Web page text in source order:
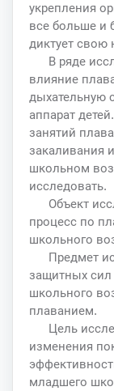
укрепления
все больше и
диктует свою
В ряде
влияние
дыхательную
аппарат
занятий
закаливания
школьном
исследовать.
Объект
процесс по
школьного
Предмет
защитных сил
школьного
плаванием.
Цель
изменения
младшего